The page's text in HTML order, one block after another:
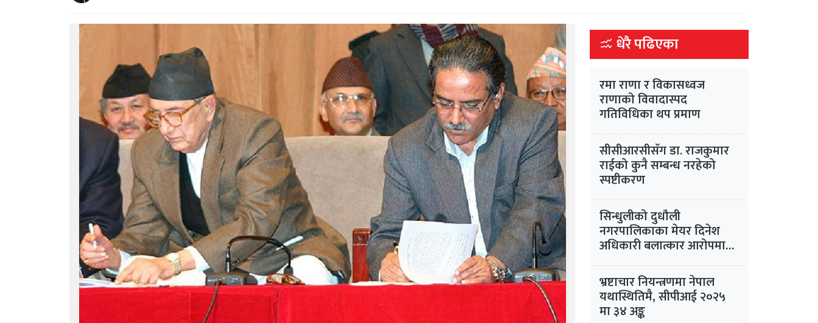
धेरै पढिएका
रमा राणा र विकासध्वज
राणाको विवादास्पद
गतिविधिका थप प्रमाण
सीसीआरसीसँग डा. राजकुमार
राईको कुनै सम्बन्ध नरहेको
स्पष्टीकरण
सिन्धुलीको दुधौली
नगरपालिकाका मेयर दिनेश
अधिकारी बलात्कार आरोपमा
फरार
भ्रष्टाचार नियन्त्रणमा नेपाल
यथास्थितिमै, सीपीआई २०२५
मा ३४ अङ्क